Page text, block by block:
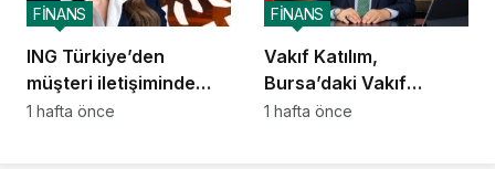
ING Türkiye’den
müşteri iletişiminde
yapay zekâ dönüşümü
FİNANS
1 hafta önce
Vakıf Katılım,
Bursa’daki Vakıf
Mirasını geleceğe
FİNANS
1 hafta önce